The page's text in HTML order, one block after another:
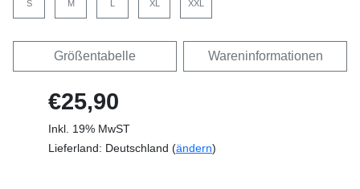
S M L XL XXL
Größentabelle Wareninformationen
€25,90
Inkl. 19% MwST
Lieferland: Deutschland (ändern)